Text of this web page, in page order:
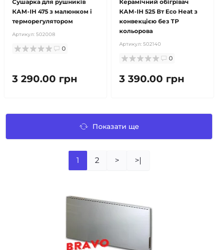
Сушарка для рушників
КАМ-ІН 475 з малюнком і
терморегулятором
Артикул: 502008
0
3 290.00 грн
Керамічний обігрівач
КАМ-ІН 525 Вт Eco Heat з
конвекцією без ТР
кольорова
Артикул: 502140
0
3 390.00 грн
Показати ще
1 2 > >|